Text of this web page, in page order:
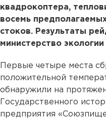
квадрокоптера,
восемь
стоков. Результаты
министерство
Первые четыре места
положительной
обнаружили на
Государственного
предприятия